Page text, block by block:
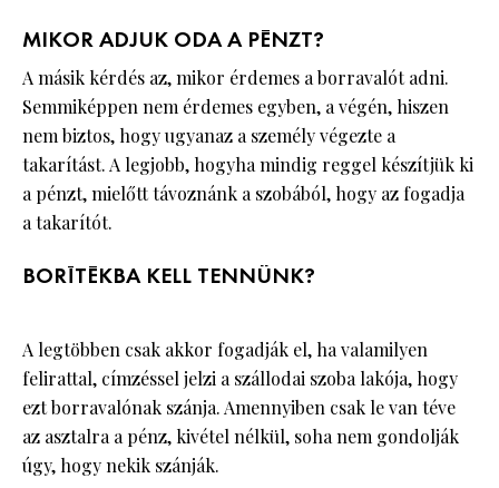
MIKOR ADJUK ODA A PÉNZT?
A másik kérdés az, mikor érdemes a borravalót adni.
Semmiképpen nem érdemes egyben, a végén, hiszen
nem biztos, hogy ugyanaz a személy végezte a
takarítást. A legjobb, hogyha mindig reggel készítjük ki
a pénzt, mielőtt távoznánk a szobából, hogy az fogadja
a takarítót.
BORÍTÉKBA KELL TENNÜNK?
A legtöbben csak akkor fogadják el, ha valamilyen
felirattal, címzéssel jelzi a szállodai szoba lakója, hogy
ezt borravalónak szánja. Amennyiben csak le van téve
az asztalra a pénz, kivétel nélkül, soha nem gondolják
úgy, hogy nekik szánják.